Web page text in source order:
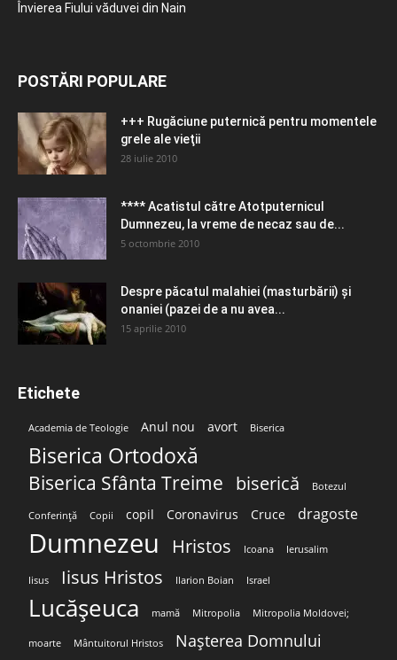
Învierea Fiului văduvei din Nain
POSTĂRI POPULARE
+++ Rugăciune puternică pentru momentele
grele ale vieţii
28 iulie 2010
**** Acatistul către Atotputernicul
Dumnezeu, la vreme de necaz sau de...
5 octombrie 2010
Despre păcatul malahiei (masturbării) şi
onaniei (pazei de a nu avea...
15 aprilie 2010
Etichete
Academia de Teologie Anul nou avort Biserica
Biserica Ortodoxă
Biserica Sfânta Treime biserică Botezul
Conferință Copii copil Coronavirus Cruce dragoste
Dumnezeu Hristos Icoana Ierusalim
Iisus Iisus Hristos Ilarion Boian Israel
Lucășeuca mamă Mitropolia Mitropolia Moldovei;
moarte Mântuitorul Hristos Nașterea Domnului